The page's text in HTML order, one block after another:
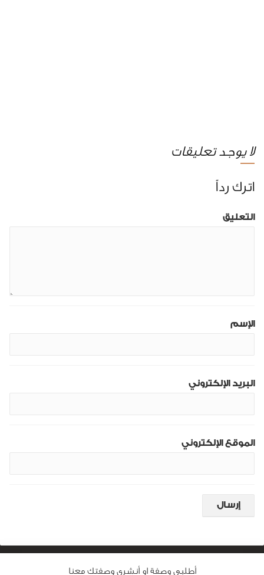
أطلبى وصفة او أنشرى وصفتك معنا
لا يوجد تعليقات
اترك رداً
التعليق
الإسم
البريد الإلكتروني
الموقع الإلكتروني